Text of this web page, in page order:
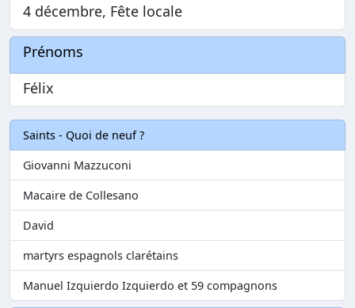
4 décembre, Fête locale
Prénoms
Félix
Saints - Quoi de neuf ?
Giovanni Mazzuconi
Macaire de Collesano
David
martyrs espagnols clarétains
Manuel Izquierdo Izquierdo et 59 compagnons